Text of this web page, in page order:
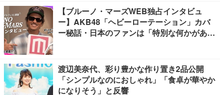
【ブルーノ・マーズWEB独占インタビュ
ー】AKB48「ヘビーローテーション」カバ
ー秘話・日本のファンは「特別な何かがあ
渡辺美奈代、彩り豊かな作り置き2品公開
「シンプルなのにおしゃれ」「食卓が華やか
になりそう」と反響